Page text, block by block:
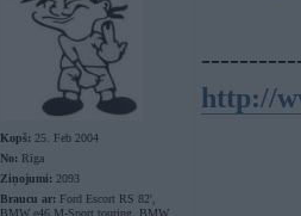
Kopš: 25. Feb 2004
No: Rīga
Ziņojumi: 2093
Braucu ar: Ford Escort RS 82',
BMW e46 M-Sport touring, BMW
http://